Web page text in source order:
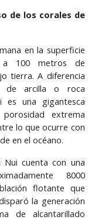
de los corales de
en la superficie
100 metros de
tierra. A diferencia
de arcilla o roca
es una gigantesca
extrema
lo que ocurre con
en el océano.
Nui cuenta con una
8000
flotante que
la generación
de alcantarillado